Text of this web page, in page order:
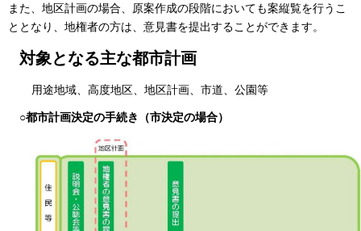
また、地区計画の場合、原案作成の段階においても案縦覧を行うこ
ととなり、地権者の方は、意見書を提出することができます。
対象となる主な都市計画
用途地域、高度地区、地区計画、市道、公園等
○都市計画決定の手続き（市決定の場合）